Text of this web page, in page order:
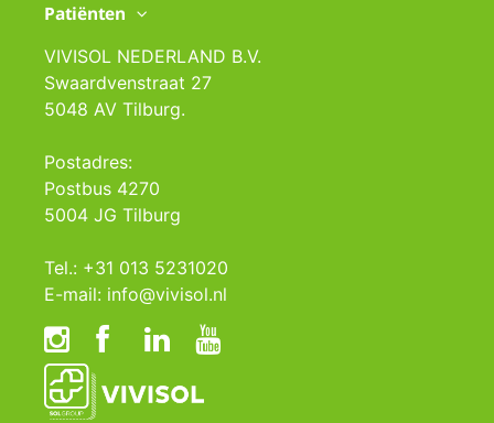
Patiënten
VIVISOL NEDERLAND B.V.
Swaardvenstraat 27
5048 AV Tilburg.
Postadres:
Postbus 4270
5004 JG Tilburg
Tel.: +31 013 5231020
E-mail: info@vivisol.nl